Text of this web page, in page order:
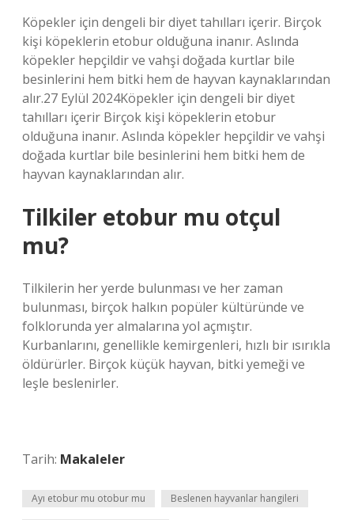
Köpekler için dengeli bir diyet tahılları içerir. Birçok
kişi köpeklerin etobur olduğuna inanır. Aslında
köpekler hepçildir ve vahşi doğada kurtlar bile
besinlerini hem bitki hem de hayvan kaynaklarından
alır.27 Eylül 2024Köpekler için dengeli bir diyet
tahılları içerir Birçok kişi köpeklerin etobur
olduğuna inanır. Aslında köpekler hepçildir ve vahşi
doğada kurtlar bile besinlerini hem bitki hem de
hayvan kaynaklarından alır.
Tilkiler etobur mu otçul
mu?
Tilkilerin her yerde bulunması ve her zaman
bulunması, birçok halkın popüler kültüründe ve
folklorunda yer almalarına yol açmıştır.
Kurbanlarını, genellikle kemirgenleri, hızlı bir ısırıkla
öldürürler. Birçok küçük hayvan, bitki yemeği ve
leşle beslenirler.
Tarih: Makaleler
Ayı etobur mu otobur mu Beslenen hayvanlar hangileri